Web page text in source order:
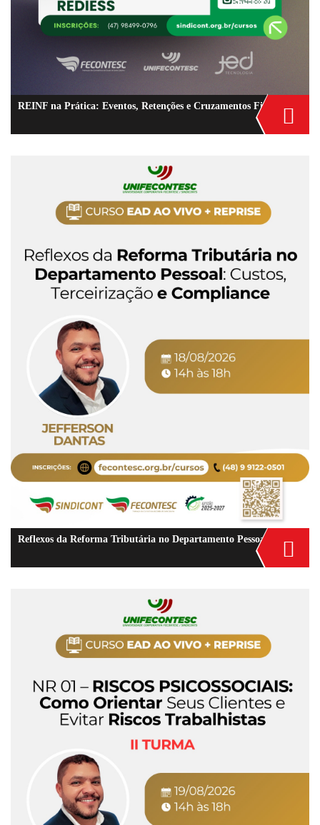
REINF na Prática: Eventos, Retenções e Cruzamentos Fiscais
Reflexos da Reforma Tributária no Departamento Pessoal: Custos, Terceirização e Compliance